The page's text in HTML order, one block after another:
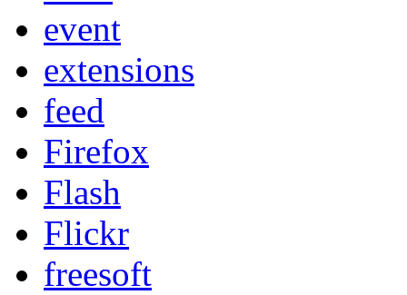
event
extensions
feed
Firefox
Flash
Flickr
freesoft